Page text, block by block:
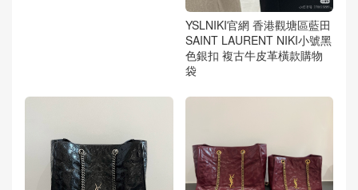
YSLNIKI官網 香港觀塘區藍田
SAINT LAURENT NIKI小號黑
色銀扣 複古牛皮革橫款購物
袋